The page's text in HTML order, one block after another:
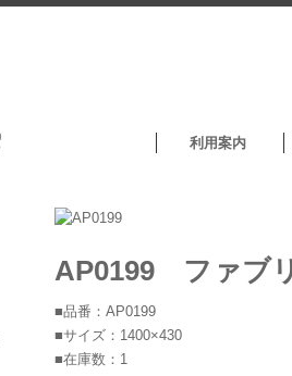
利用案内
AP0199 ファブ
■品番：AP0199
■サイズ：1400×430
■在庫数：1